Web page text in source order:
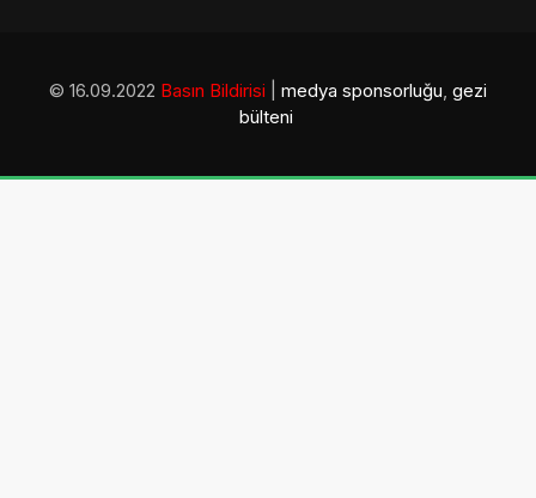
© 16.09.2022 Basın Bildirisi medya sponsorluğu, gezi
bülteni